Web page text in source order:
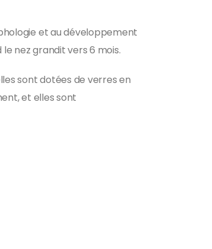
et au développement
nez grandit vers 6 mois.
sont dotées de verres en
et elles sont